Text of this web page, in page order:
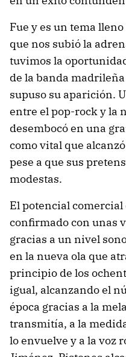
Fue y es un tema
que nos subió la
tuvimos la
de la banda
supuso su aparición.
entre el pop-rock y la
desembocó en una
como vital que
pese a que sus
modestas.
El potencial comercial
confirmado con unas
gracias a un nivel
en la nueva ola que
principio de los
igual, alcanzando el
época gracias a la
transmitía, a la
lo envuelve y a la voz